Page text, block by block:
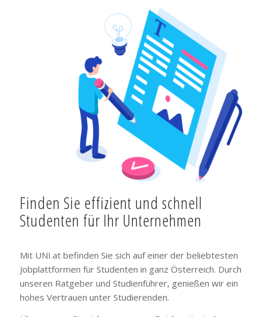
Finden Sie effizient und schnell
Studenten für Ihr Unternehmen
Mit UNI.at befinden Sie sich auf einer der beliebtesten
Jobplattformen für Studenten in ganz Österreich. Durch
unseren Ratgeber und Studienführer, genießen wir ein
hohes Vertrauen unter Studierenden.